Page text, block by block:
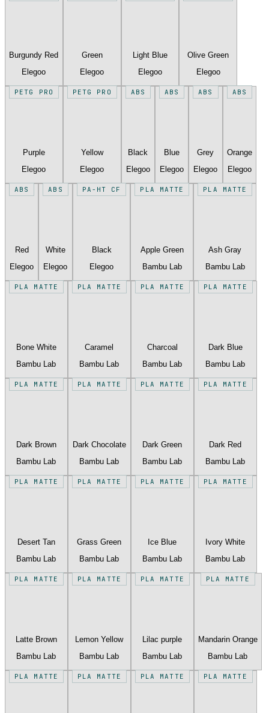
Burgundy Red
Elegoo
Green
Elegoo
Light Blue
Elegoo
Olive Green
Elegoo
PETG PRO
Purple
Elegoo
PETG PRO
Yellow
Elegoo
ABS
Black
Elegoo
ABS
Blue
Elegoo
ABS
Grey
Elegoo
ABS
Orange
Elegoo
ABS
Red
Elegoo
ABS
White
Elegoo
PA-HT CF
Black
Elegoo
PLA MATTE
Apple Green
Bambu Lab
PLA MATTE
Ash Gray
Bambu Lab
PLA MATTE
Bone White
Bambu Lab
PLA MATTE
Caramel
Bambu Lab
PLA MATTE
Charcoal
Bambu Lab
PLA MATTE
Dark Blue
Bambu Lab
PLA MATTE
Dark Brown
Bambu Lab
PLA MATTE
Dark Chocolate
Bambu Lab
PLA MATTE
Dark Green
Bambu Lab
PLA MATTE
Dark Red
Bambu Lab
PLA MATTE
Desert Tan
Bambu Lab
PLA MATTE
Grass Green
Bambu Lab
PLA MATTE
Ice Blue
Bambu Lab
PLA MATTE
Ivory White
Bambu Lab
PLA MATTE
Latte Brown
Bambu Lab
PLA MATTE
Lemon Yellow
Bambu Lab
PLA MATTE
Lilac purple
Bambu Lab
PLA MATTE
Mandarin Orange
Bambu Lab
PLA MATTE PLA MATTE PLA MATTE PLA MATTE